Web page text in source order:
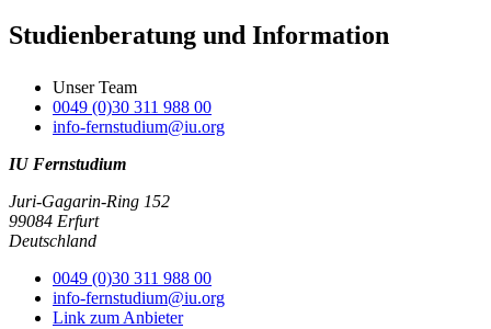
Studienberatung und Information
Unser Team
0049 (0)30 311 988 00
info-fernstudium@iu.org
IU Fernstudium
Juri-Gagarin-Ring 152
99084 Erfurt
Deutschland
0049 (0)30 311 988 00
info-fernstudium@iu.org
Link zum Anbieter